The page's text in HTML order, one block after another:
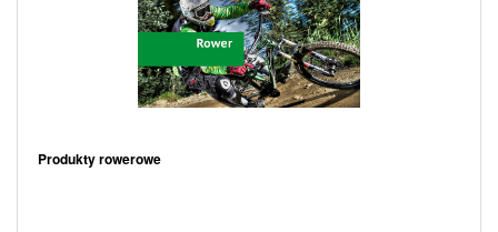
Produkty rowerowe